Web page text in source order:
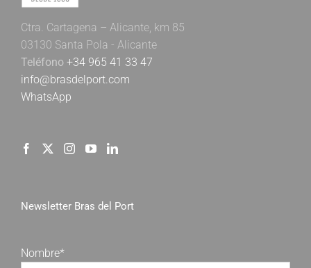
Ctra. Cartagena – Alicante, km 85
03130 Santa Pola - Alicante
Teléfono +34 965 41 33 47
info@brasdelport.com
WhatsApp
Newsletter Bras del Port
Nombre*